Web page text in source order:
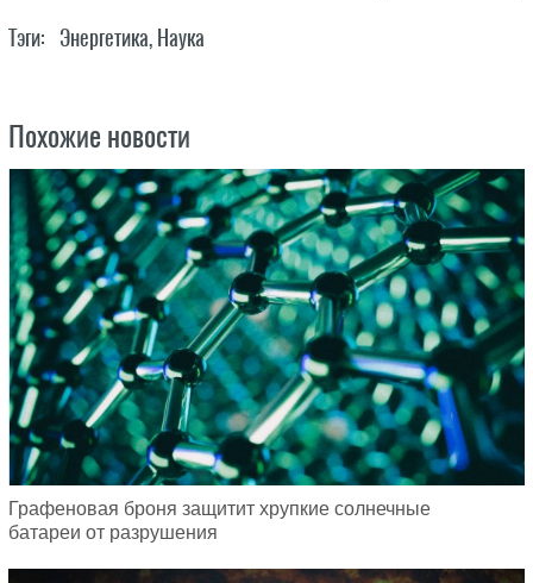
Тэги: Энергетика, Наука
Похожие новости
Графеновая броня защитит хрупкие солнечные
батареи от разрушения